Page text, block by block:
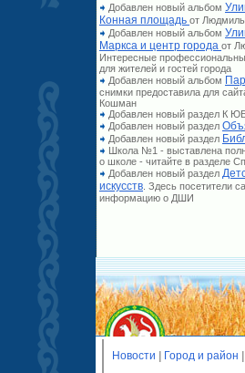
Добавлен новый альбом
Конная площадь от
Добавлен новый альбом
Маркса и центр города от
Интересные
для жителей и гостей города
Добавлен новый альбом
снимки предоставила для
Кошман
Добавлен новый раздел К
Добавлен новый раздел
Добавлен новый раздел
Школа №1 - выставлена
о школе - читайте в разделе
Добавлен новый раздел
искусств . Здесь посетители
информацию о ДШИ
Новости Город и район